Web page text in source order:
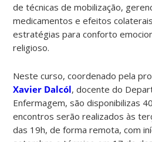
de técnicas de mobilização,
medicamentos e efeitos
estratégias para conforto
religioso.
Neste curso, coordenado pela
Xavier Dalcól, docente do
Enfermagem, são disponibilizas
encontros serão realizados às
das 19h, de forma remota, com